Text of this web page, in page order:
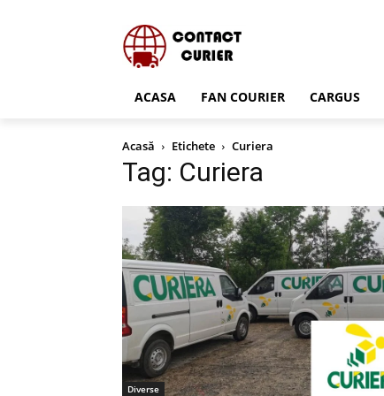
ACASA FAN COURIER CARGUS
Acasă Etichete Curiera
Tag: Curiera
Diverse